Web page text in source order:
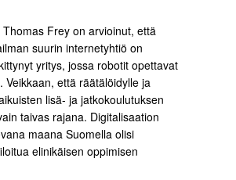
Frey on arvioinut, että
suurin internetyhtiö on
yritys, jossa robotit opettavat
Veikkaan, että räätälöidylle ja
lisä- ja jatkokoulutuksen
taivas rajana. Digitalisaation
maana Suomella olisi
elinikäisen oppimisen